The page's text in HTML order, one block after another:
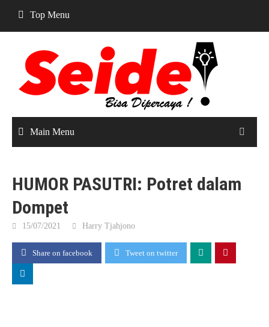
content
Top Menu
Main Menu
HUMOR PASUTRI: Potret dalam
Dompet
15/07/2021 Harry Tjahjono
Share on facebook Tweet on twitter